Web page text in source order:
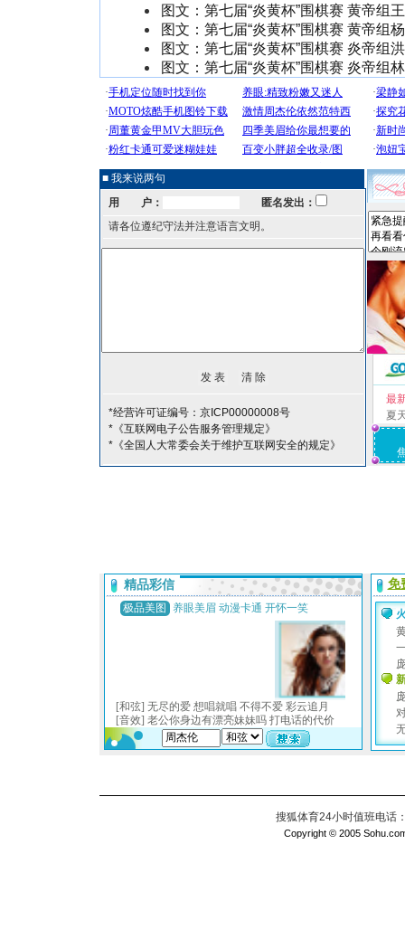
图文：第七届“炎黄杯”围棋赛 黄帝组
图文：第七届“炎黄杯”围棋赛 黄帝组
图文：第七届“炎黄杯”围棋赛 炎帝组
图文：第七届“炎黄杯”围棋赛 炎帝组
■ 我来说两句
用 户：
匿名发出：
请各位遵纪守法并注意语言文明。
*经营许可证编号：京ICP00000008号
*《互联网电子公告服务管理规定》
*《全国人大常委会关于维护互联网安全的规定》
最
夏
搜狐体育24小时值班电话
Copyright © 2005